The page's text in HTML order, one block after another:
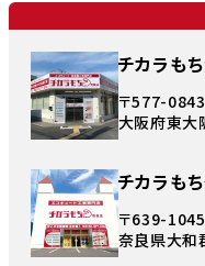
チカラも
〒577-0843
大阪府東
チカラも
〒639-1045
奈良県大